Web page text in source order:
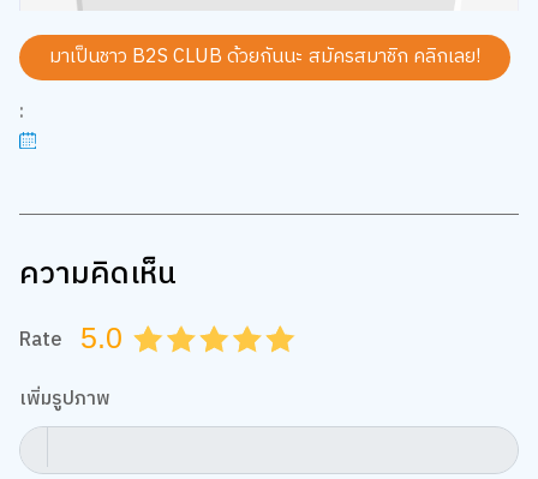
มาเป็นชาว B2S CLUB ด้วยกันนะ สมัครสมาชิก คลิกเลย!
:
ความคิดเห็น
Rate 5.0 4.5
4.0
3.5
3.0
2.5
2.0
1.5
1.0
0.5
เพิ่มรูปภาพ